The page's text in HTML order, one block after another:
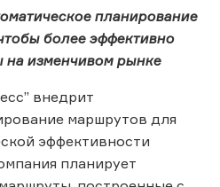
планирование
более эффективно
на изменчивом рынке
внедрит
маршрутов для
эффективности
планирует